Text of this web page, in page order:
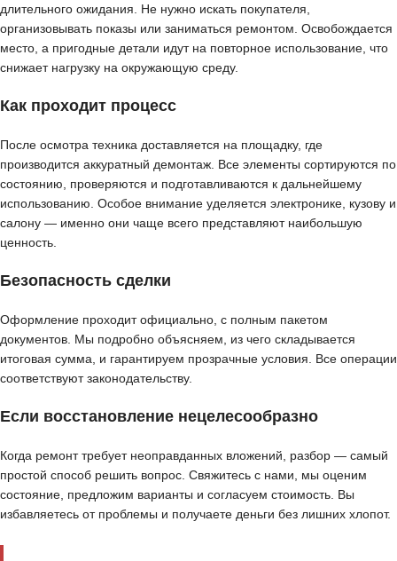
длительного ожидания. Не нужно искать покупателя,
организовывать показы или заниматься ремонтом. Освобождается
место, а пригодные детали идут на повторное использование, что
снижает нагрузку на окружающую среду.
Как проходит процесс
После осмотра техника доставляется на площадку, где
производится аккуратный демонтаж. Все элементы сортируются по
состоянию, проверяются и подготавливаются к дальнейшему
использованию. Особое внимание уделяется электронике, кузову и
салону — именно они чаще всего представляют наибольшую
ценность.
Безопасность сделки
Оформление проходит официально, с полным пакетом
документов. Мы подробно объясняем, из чего складывается
итоговая сумма, и гарантируем прозрачные условия. Все операции
соответствуют законодательству.
Если восстановление нецелесообразно
Когда ремонт требует неоправданных вложений, разбор — самый
простой способ решить вопрос. Свяжитесь с нами, мы оценим
состояние, предложим варианты и согласуем стоимость. Вы
избавляетесь от проблемы и получаете деньги без лишних хлопот.